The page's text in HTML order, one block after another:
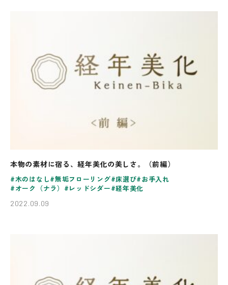
本物の素材に宿る、経年美化の美しさ。（前編）
木のはなし 無垢フローリング 床選び お手入れ
オーク（ナラ）
レッドシダー 経年美化
2022.09.09